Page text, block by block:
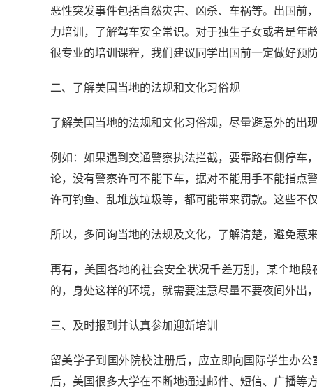
恶性突发事件包括自然灾害、凶杀、车祸等。出国前
力培训，了解驾车安全常识。对于独生子女或者是年
很专业的培训课程，我们建议同学出国前一定做好预
二、了解美国当地的法规和文化习俗规
了解美国当地的法规和文化习俗规，尽量避意外的出现
例如：如果遇到交通警察执法拦截，要靠路右侧停车
论，没有警察许可不能下车，据对不能用手不能指点
许可钓鱼、乱堆放垃圾等，都可能带来罚款。这些不
所以，多问询当地的法规及文化，了解清楚，避免惹来
再有，美国各地的社会安全状况千差万别，某个地
的，身处这样的环境，就需要注意尽量不要夜间外出
三、及时报到并认真参加迎新培训
留美学子到国外院校注册后，应立即向国际学生办
后，美国很多大学在不断地通过邮件、短信、广播等